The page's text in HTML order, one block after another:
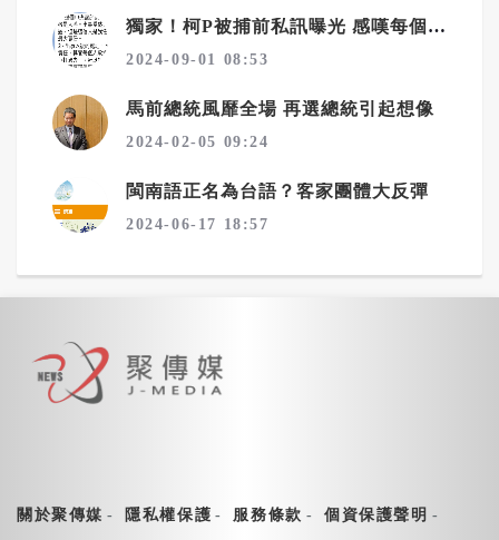
獨家！柯P被捕前私訊曝光 感嘆每個人都在推責任
2024-09-01 08:53
馬前總統風靡全場 再選總統引起想像
2024-02-05 09:24
閩南語正名為台語？客家團體大反彈
2024-06-17 18:57
關於聚傳媒 隱私權保護 服務條款 個資保護聲明